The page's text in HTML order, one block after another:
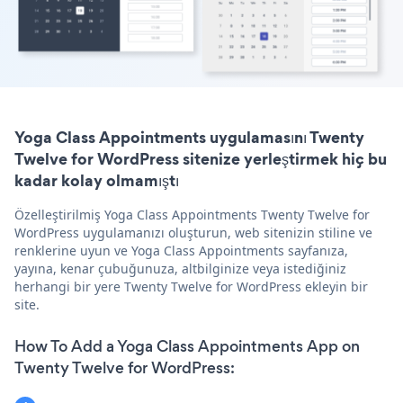
Yoga Class Appointments uygulamasını Twenty
Twelve for WordPress sitenize yerleştirmek hiç bu
kadar kolay olmamıştı
Özelleştirilmiş Yoga Class Appointments Twenty Twelve for
WordPress uygulamanızı oluşturun, web sitenizin stiline ve
renklerine uyun ve Yoga Class Appointments sayfanıza,
yayına, kenar çubuğunuza, altbilginize veya istediğiniz
herhangi bir yere Twenty Twelve for WordPress ekleyin bir
site.
How To Add a Yoga Class Appointments App on
Twenty Twelve for WordPress: